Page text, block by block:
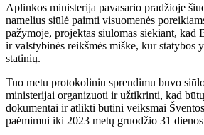
Aplinkos ministerija pavasario pradžioje
namelius siūlė paimti visuomenės
pažymoje, projektas siūlomas siekiant, kad
ir valstybinės reikšmės miške, kur statybos
statinių.
Tuo metu protokoliniu sprendimu buvo
ministerijai organizuoti ir užtikrinti, kad
dokumentai ir atlikti būtini veiksmai
paėmimui iki 2023 metų gruodžio 31